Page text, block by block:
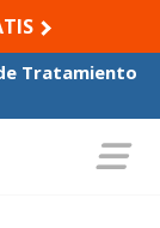
Tratamiento